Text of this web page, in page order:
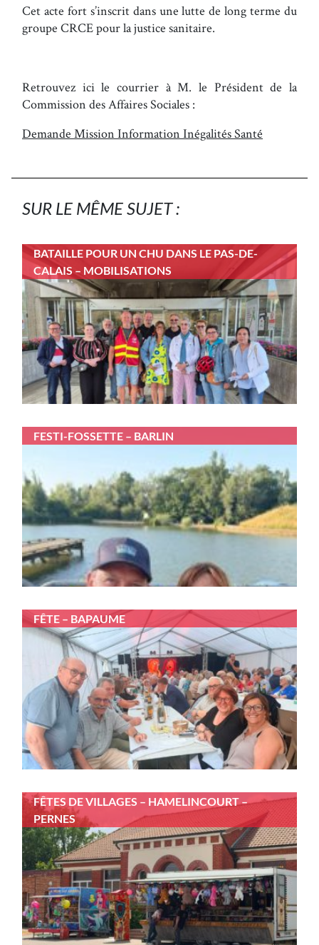
Cet acte fort s’inscrit dans une lutte de long terme du
groupe CRCE pour la justice sanitaire.
Retrouvez ici le courrier à M. le Président de la
Commission des Affaires Sociales :
Demande Mission Information Inégalités Santé
SUR LE MÊME SUJET :
BATAILLE POUR UN CHU DANS LE PAS-DE-
CALAIS – MOBILISATIONS
FESTI-FOSSETTE – BARLIN
FÊTE – BAPAUME
FÊTES DE VILLAGES – HAMELINCOURT –
PERNES